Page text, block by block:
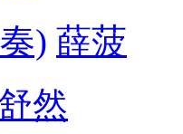
) 薛菠
然